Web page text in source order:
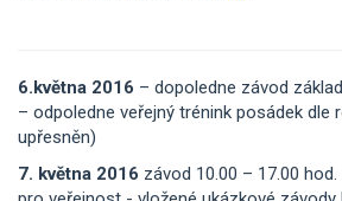
6.května 2016 – dopoledne závod
– odpoledne veřejný trénink posádek dle
upřesněn)
7. května 2016 závod 10.00 – 17.00